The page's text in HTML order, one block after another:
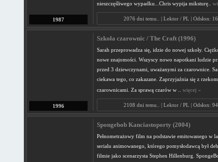
1987
nieszczęśliwego wypadku...Chris wypija miksturę..
2076 dni temu.. | Lektor / PL | Odsłon:
1996
Szkoła czarownic / The Craft (1996)
Sarah przeprowadza się, idzie do nowej szkoły.
nowe znajomości. Wszyscy nowo napotkani ludzie
przed 3 dziewczynami, uważanymi za czarownice.
ciekawa tego, co zakazane. Zaprzyjaźnia się z
czarownicami. Za sprawą czarów w .. więcej »
2108 dni temu.. | Lektor / PL | Odsłon:
Spongebob Kanciastoporty (2004)
Pełnometrażowy film na podstawie emitowanego w
serialu animowanego, którego pomysłodawcą był
filmie jako scenarzysta Stephen Hillenburg.